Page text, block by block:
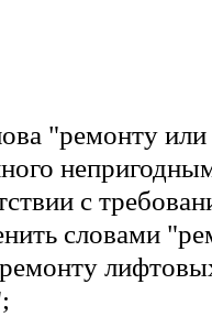
"ремонту
с
словами